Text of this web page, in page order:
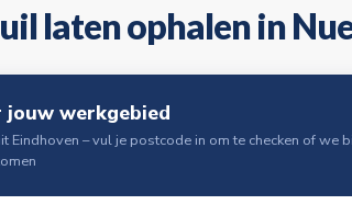
laten ophalen in
jouw werkgebied
Eindhoven – vul je postcode in om te checken of we